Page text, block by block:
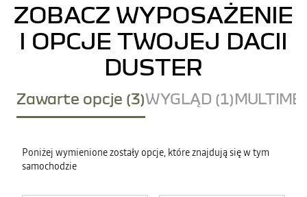
ZOBACZ WYPOSAŻENIE
I OPCJE TWOJEJ DACII
DUSTER
Zawarte opcje (3)WYGLĄD (1)
Poniżej wymienione zostały opcje, które znajdują się w tym
samochodzie